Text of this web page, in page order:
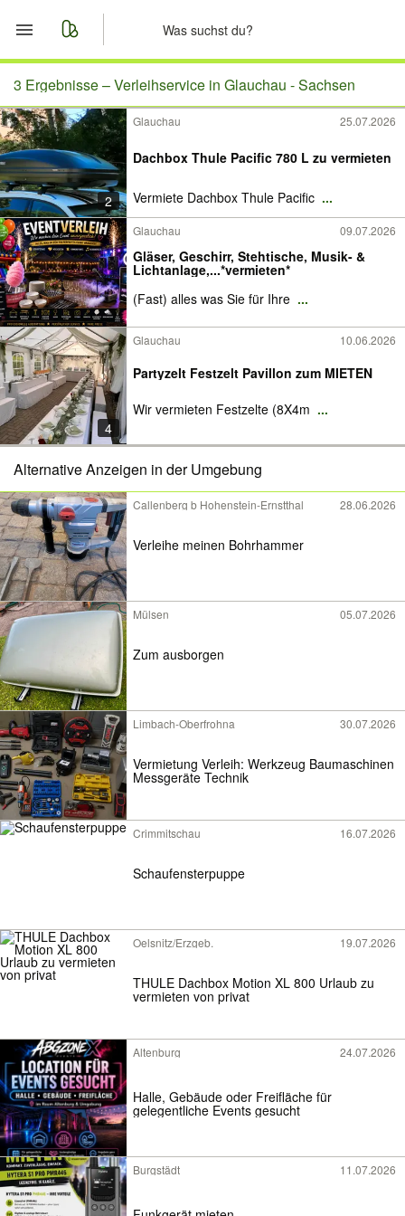
Start
Merkliste
Nachrichten
Anzeige aufgeben
3 Ergebnisse –Verleihservice in Glauchau - Sachsen
2
Glauchau 25.07.2026
Dachbox Thule Pacific 780 L zu vermieten
Vermiete Dachbox Thule Pacific ...
Glauchau 09.07.2026
Gläser, Geschirr, Stehtische, Musik- &
Lichtanlage,...*vermieten*
(Fast) alles was Sie für Ihre ...
4
Glauchau 10.06.2026
Partyzelt Festzelt Pavillon zum MIETEN
Wir vermieten Festzelte (8X4m ...
Alternative Anzeigen in der Umgebung
Callenberg b Hohenstein-Ernstthal 28.06.2026
Verleihe meinen Bohrhammer
Mülsen 05.07.2026
Zum ausborgen
Limbach-Oberfrohna 30.07.2026
Vermietung Verleih: Werkzeug Baumaschinen
Messgeräte Technik
Crimmitschau 16.07.2026
Schaufensterpuppe
Oelsnitz/Erzgeb. 19.07.2026
THULE Dachbox Motion XL 800 Urlaub zu
vermieten von privat
Altenburg 24.07.2026
Halle, Gebäude oder Freifläche für
gelegentliche Events gesucht
Burgstädt 11.07.2026